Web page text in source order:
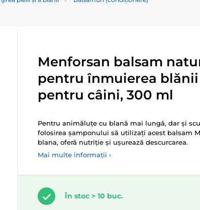
Menforsan balsam
pentru înmuierea blănii
pentru câini, 300 ml
Pentru animăluțe cu blană mai lungă, dar și
folosirea șamponului să utilizați acest balsam
blana, oferă nutriție și ușurează descurcarea.
Mai multe informații ›
În stoc > 10 buc.